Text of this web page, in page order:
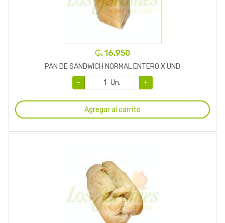
₲. 16.950
PAN DE SANDWICH NORMAL ENTERO X UND
-
Un. +
Agregar al carrito